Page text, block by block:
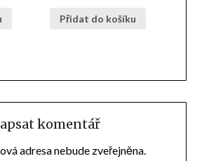
Přidat do košíku
komentář
adresa nebude zveřejněna.